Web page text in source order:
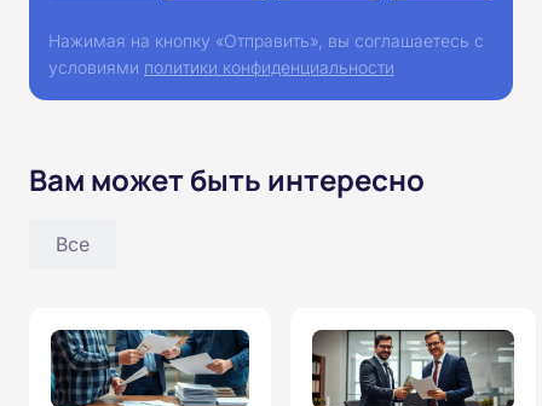
Нажимая на кнопку «Отправить», вы соглашаетесь с
условиями политики конфиденциальности
Вам может быть интересно
Все